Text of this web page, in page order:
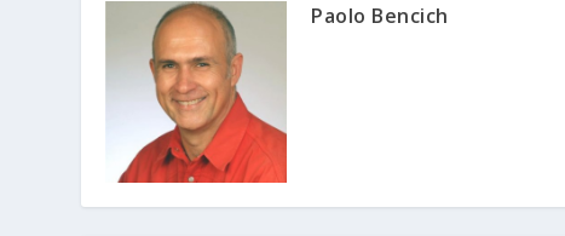
Paolo Bencich